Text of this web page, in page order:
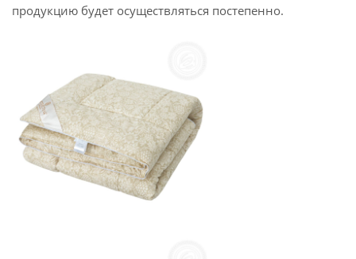
продукцию будет осуществляться постепенно.